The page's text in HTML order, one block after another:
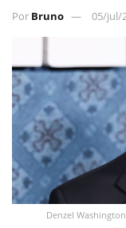
Por Bruno 05/jul/
Denzel